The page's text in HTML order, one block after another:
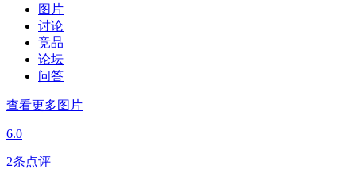
图片
讨论
竞品
论坛
问答
查看更多图片
6.0
2条点评